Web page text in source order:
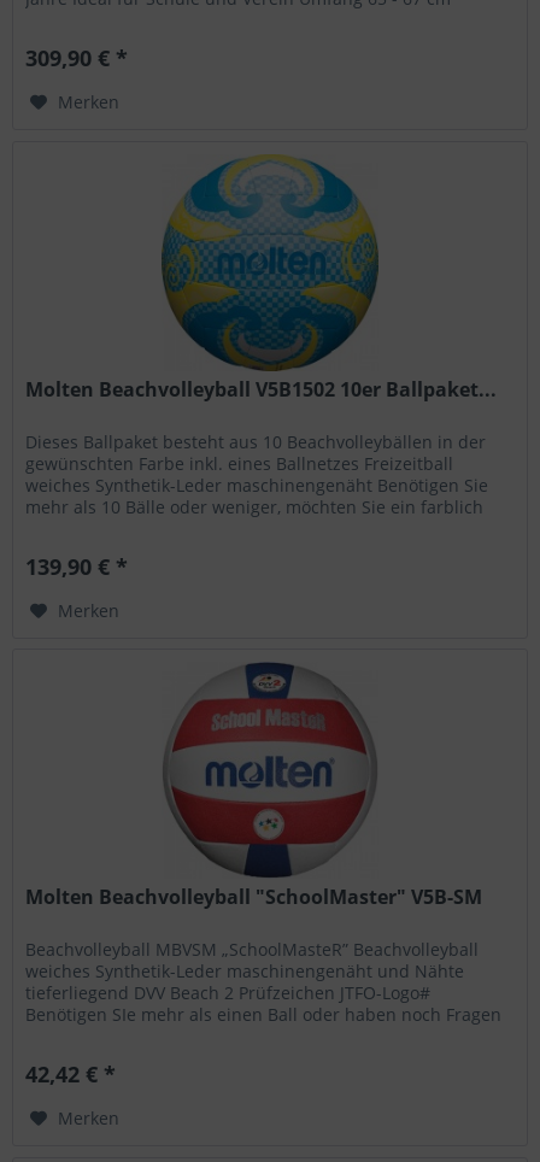
309,90 € *
Merken
Molten Beachvolleyball V5B1502 10er Ballpaket...
Dieses Ballpaket besteht aus 10 Beachvolleybällen in der
gewünschten Farbe inkl. eines Ballnetzes Freizeitball
weiches Synthetik-Leder maschinengenäht Benötigen Sie
mehr als 10 Bälle oder weniger, möchten Sie ein farblich
139,90 € *
Merken
Molten Beachvolleyball "SchoolMaster" V5B-SM
Beachvolleyball MBVSM „SchoolMasteR” Beachvolleyball
weiches Synthetik-Leder maschinengenäht und Nähte
tieferliegend DVV Beach 2 Prüfzeichen JTFO-Logo#
Benötigen SIe mehr als einen Ball oder haben noch Fragen
42,42 € *
Merken